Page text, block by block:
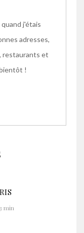
j'étais
adresses,
restaurants et
!
min